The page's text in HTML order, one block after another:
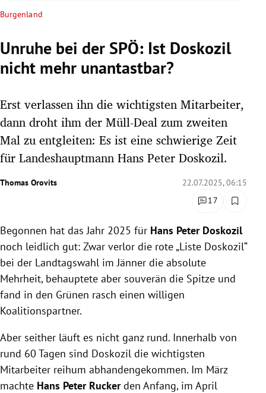
Untermenü
Untermenü
Untermenü
Untermenü
Untermenü
Untermenü
Untermenü
Untermenü
Burgenland
Unruhe bei der SPÖ: Ist Doskozil
nicht mehr unantastbar?
Erst verlassen ihn die wichtigsten Mitarbeiter,
dann droht ihm der Müll-Deal zum zweiten
Mal zu entgleiten: Es ist eine schwierige Zeit
für Landeshauptmann Hans Peter Doskozil.
Thomas Orovits
22.07.2025, 06:15
17
Begonnen hat das Jahr 2025 für Hans Peter Doskozil
noch leidlich gut: Zwar verlor die rote „Liste Doskozil“
bei der Landtagswahl im Jänner die absolute
Mehrheit, behauptete aber souverän die Spitze und
fand in den Grünen rasch einen willigen
Koalitionspartner.
Aber seither läuft es nicht ganz rund. Innerhalb von
rund 60 Tagen sind Doskozil die wichtigsten
Mitarbeiter reihum abhandengekommen. Im März
machte Hans Peter Ruckerden Anfang, im April